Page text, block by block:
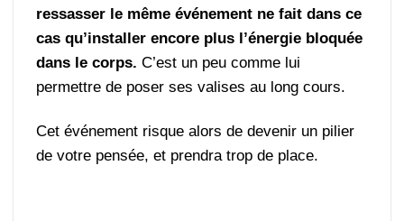
ressasser le même événement ne fait dans ce
cas qu’installer encore plus l’énergie bloquée
dans le corps.C’est un peu comme lui
permettre de poser ses valises au long cours.
Cet événement risque alors de devenir un pilier
de votre pensée, et prendra trop de place.